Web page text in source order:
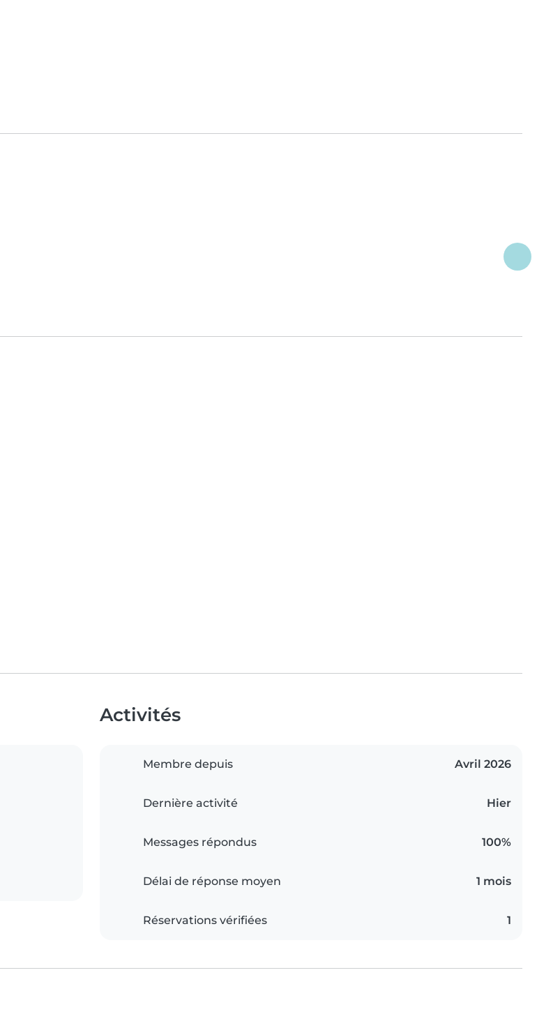
Activités
Membre depuis Avril 2026
Dernière activité Hier
Messages répondus 100%
Délai de réponse moyen 1 mois
Réservations vérifiées 1